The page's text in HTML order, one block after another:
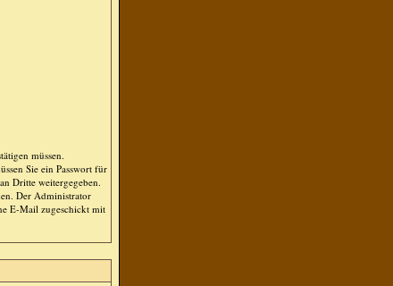
müssen.
Sie ein Passwort für
Dritte weitergegeben.
Der Administrator
E-Mail zugeschickt mit